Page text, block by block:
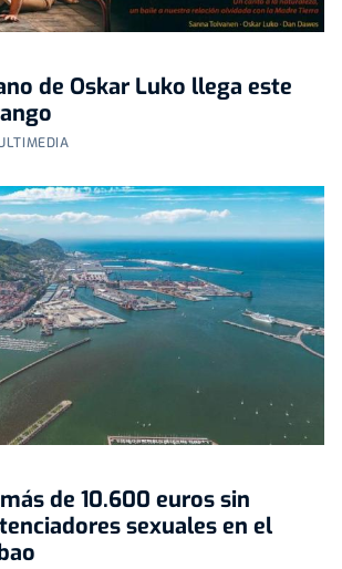
de Oskar Luko llega este
de 10.600 euros sin
sexuales en el